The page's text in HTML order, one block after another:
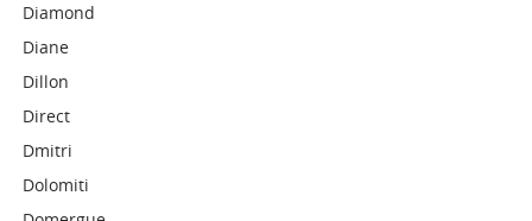
Diamond
Diane
Dillon
Direct
Dmitri
Dolomiti